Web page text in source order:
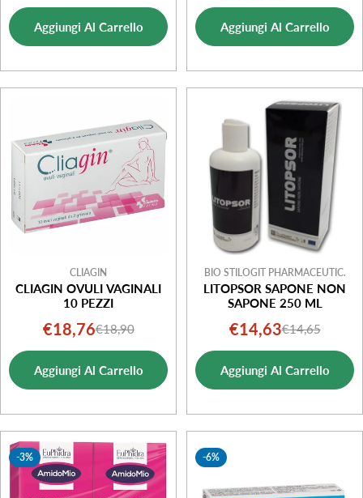
vendita
Aggiungi Al Carrello
di
vendita
normale
Aggiungi Al Carrello
CLIAGIN
CLIAGIN OVULI VAGINALI
10 PEZZI
Prezzo
di
vendita
€18,76Prezzo
normale
€18,90
Aggiungi Al Carrello
BIO STILOGIT PHARMACEUTIC.
LITOPSOR SAPONE NON
SAPONE 250 ML
Prezzo
di
vendita
€14,63Prezzo
normale
€14,65
Aggiungi Al Carrello
-3% -6%